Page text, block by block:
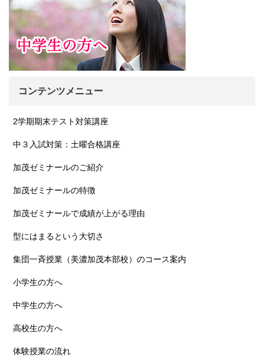
コンテンツメニュー
2学期期末テスト対策講座
中３入試対策：土曜合格講座
加茂ゼミナールのご紹介
加茂ゼミナールの特徴
加茂ゼミナールで成績が上がる理由
型にはまるという大切さ
集団一斉授業（美濃加茂本部校）のコース案内
小学生の方へ
中学生の方へ
高校生の方へ
体験授業の流れ